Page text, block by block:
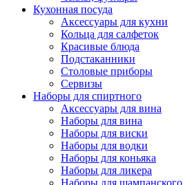
Кухонная посуда
Аксессуары для кухни
Кольца для салфеток
Красивые блюда
Подстаканники
Столовые приборы
Cервизы
Наборы для спиртного
Аксессуары для вина
Наборы для вина
Наборы для виски
Наборы для водки
Наборы для коньяка
Наборы для ликера
Наборы для шампанского